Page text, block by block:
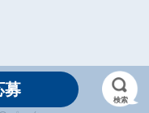
ような
募
検索